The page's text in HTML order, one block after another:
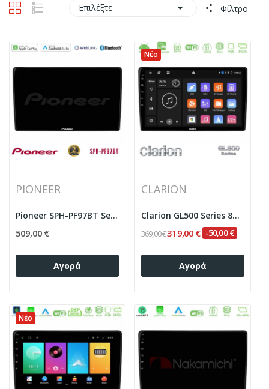
Επιλέξτε  Φίλτρο
PIONEER
Pioneer SPH-PF97BT Series Opel...
509,00 €
Αγορά
Νέο
CLARION
Clarion GL500 Series 8Core Android ClarionOS...
369,00 €319,00 € -50,00 €
Αγορά
Νέο